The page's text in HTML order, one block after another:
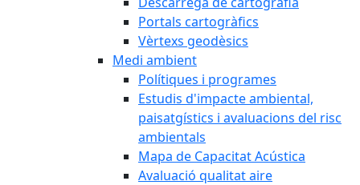
Portals cartogràfics
Vèrtexs geodèsics
Medi ambient
Polítiques i programes
Estudis d'impacte ambiental,
paisatgístics i avaluacions del risc
ambientals
Mapa de Capacitat Acústica
Avaluació qualitat aire